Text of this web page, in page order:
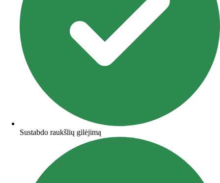
Sustabdo raukšlių gilėjimą